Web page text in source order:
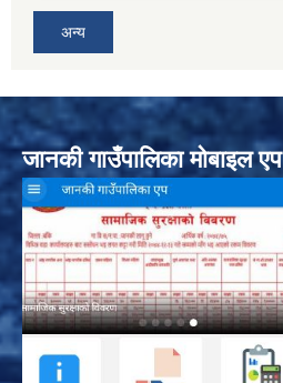
अन्य
जानकी गाउँपालिका मोबाइल एप